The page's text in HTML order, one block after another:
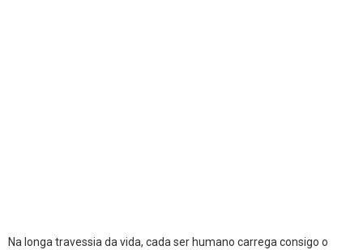
Na longa travessia da vida, cada ser humano carrega consigo o